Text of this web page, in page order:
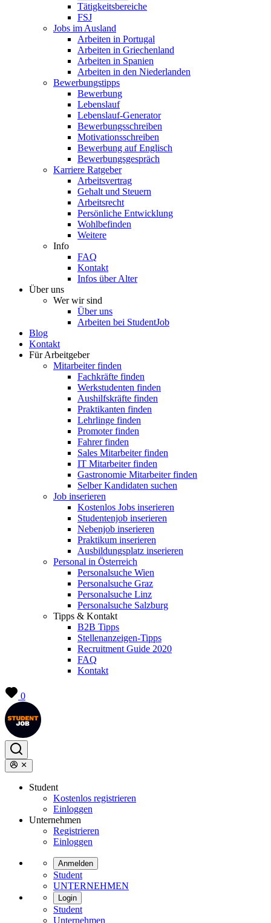
Tätigkeitsbereiche
FSJ
Jobs im Ausland
Arbeiten in Portugal
Arbeiten in Griechenland
Arbeiten in Spanien
Arbeiten in den Niederlanden
Bewerbungstipps
Bewerbung
Lebenslauf
Lebenslauf-Generator
Bewerbungsschreiben
Motivationsschreiben
Bewerbung auf Englisch
Bewerbungsgespräch
Karriere Ratgeber
Arbeitsvertrag
Gehalt und Steuern
Arbeitsrecht
Persönliche Entwicklung
Wohlbefinden
Weitere
Info
FAQ
Kontakt
Infos über Alter
Über uns
Wer wir sind
Über uns
Arbeiten bei StudentJob
Blog
Kontakt
Für Arbeitgeber
Mitarbeiter finden
Fachkräfte finden
Werkstudenten finden
Aushilfskräfte finden
Praktikanten finden
Lehrlinge finden
Promoter finden
Fahrer finden
Sales Mitarbeiter finden
IT Mitarbeiter finden
Gastronomie Mitarbeiter finden
Selber Kandidaten suchen
Job inserieren
Kostenlos Jobs inserieren
Studentenjob inserieren
Nebenjob inserieren
Praktikum inserieren
Ausbildungsplatz inserieren
Personal in Österreich
Personalsuche Wien
Personalsuche Graz
Personalsuche Linz
Personalsuche Salzburg
Tipps & Kontakt
B2B Tipps
Stellenanzeigen-Tipps
Recruitment Guide 2020
FAQ
Kontakt
0
Student
Kostenlos registrieren
Einloggen
Unternehmen
Registrieren
Einloggen
Anmelden
Student
UNTERNEHMEN
Login
Student
Unternehmen